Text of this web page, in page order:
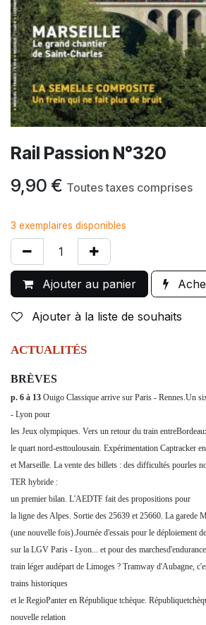
Rail Passion N°320
9,90 € Toutes taxes comprises
3 exemplaires disponibles
Ajouter au panier
Ajouter à la liste de souhaits
ACTUALITÉS
BRÈVES
p. 6 à 13 Ouigo Classique arrive sur Paris - Rennes.Un
- Lyon pour
les Jeux olympiques. Vers un retour du train
le quart nord-esttoulousain. Expérimentation Captracker
et Marseille. La vente des billets : des difficultés pourles
TER hybride :
un premier bilan. L'AEDTF fait des propositions pour
la ligne des Alpes. Sortie des 25639 et 25660. La garede
(une nouvelle fois).Journée d'essais pour le déploiement
sur la LGV Paris - Lyon... et pour des
train léger audépart de Limoges ? Tramway d'Aubagne,
trains historiques
et le RegioPanter en République tchèque.
nouvelle relation